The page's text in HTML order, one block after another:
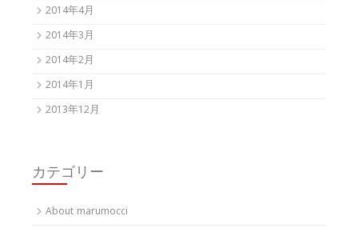
2014年4月
2014年3月
2014年2月
2014年1月
2013年12月
カテゴリー
About marumocci